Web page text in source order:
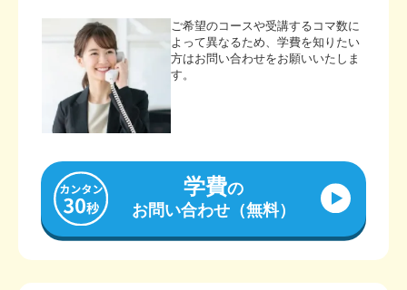
ご希望のコースや受講するコマ数に
よって異なるため、学費を知りたい
方はお問い合わせをお願いいたしま
す。
学費の
お問い合わせ（無料）